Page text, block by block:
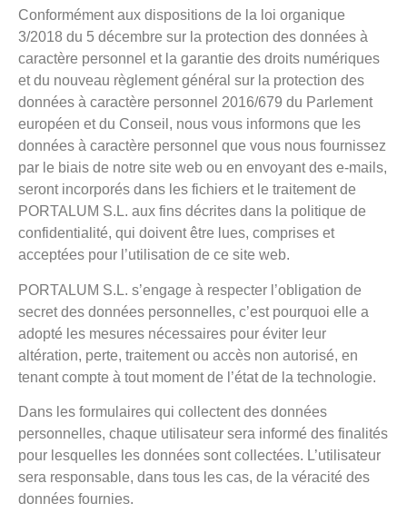
Conformément aux dispositions de la loi organique
3/2018 du 5 décembre sur la protection des données à
caractère personnel et la garantie des droits numériques
et du nouveau règlement général sur la protection des
données à caractère personnel 2016/679 du Parlement
européen et du Conseil, nous vous informons que les
données à caractère personnel que vous nous fournissez
par le biais de notre site web ou en envoyant des e-mails,
seront incorporés dans les fichiers et le traitement de
PORTALUM S.L. aux fins décrites dans la politique de
confidentialité, qui doivent être lues, comprises et
acceptées pour l’utilisation de ce site web.
PORTALUM S.L. s’engage à respecter l’obligation de
secret des données personnelles, c’est pourquoi elle a
adopté les mesures nécessaires pour éviter leur
altération, perte, traitement ou accès non autorisé, en
tenant compte à tout moment de l’état de la technologie.
Dans les formulaires qui collectent des données
personnelles, chaque utilisateur sera informé des finalités
pour lesquelles les données sont collectées. L’utilisateur
sera responsable, dans tous les cas, de la véracité des
données fournies.